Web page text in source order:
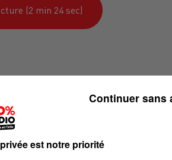
(2 min 24 sec)
est notre priorité
Continuer sans